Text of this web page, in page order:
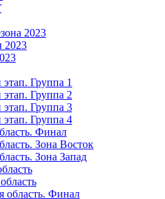
2023
2023
Группа 1
Группа 2
Группа 3
Группа 4
Финал
Зона Восток
Зона Запад
область. Финал